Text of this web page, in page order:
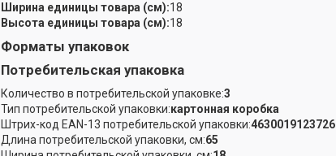
Ширина единицы товара (см):18
Высота единицы товара (см):18
Форматы упаковок
Потребительская упаковка
Количество в потребительской упаковке:3
Тип потребительской упаковки:картонная коробка
Штрих-код EAN-13 потребительской упаковки:4630019123726
Длина потребительской упаковки, см:65